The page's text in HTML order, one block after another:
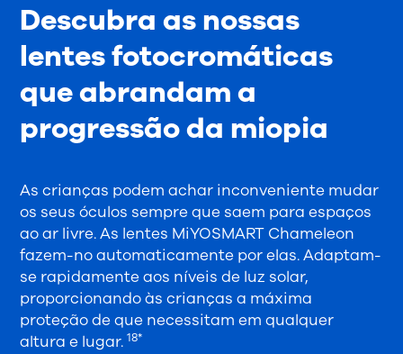
Descubra as nossas
lentes fotocromáticas
que abrandam a
progressão da miopia
As crianças podem achar inconveniente mudar
os seus óculos sempre que saem para espaços
ao ar livre. As lentes MiYOSMART Chameleon
fazem-no automaticamente por elas. Adaptam-
se rapidamente aos níveis de luz solar,
proporcionando às crianças a máxima
proteção de que necessitam em qualquer
altura e lugar.18*